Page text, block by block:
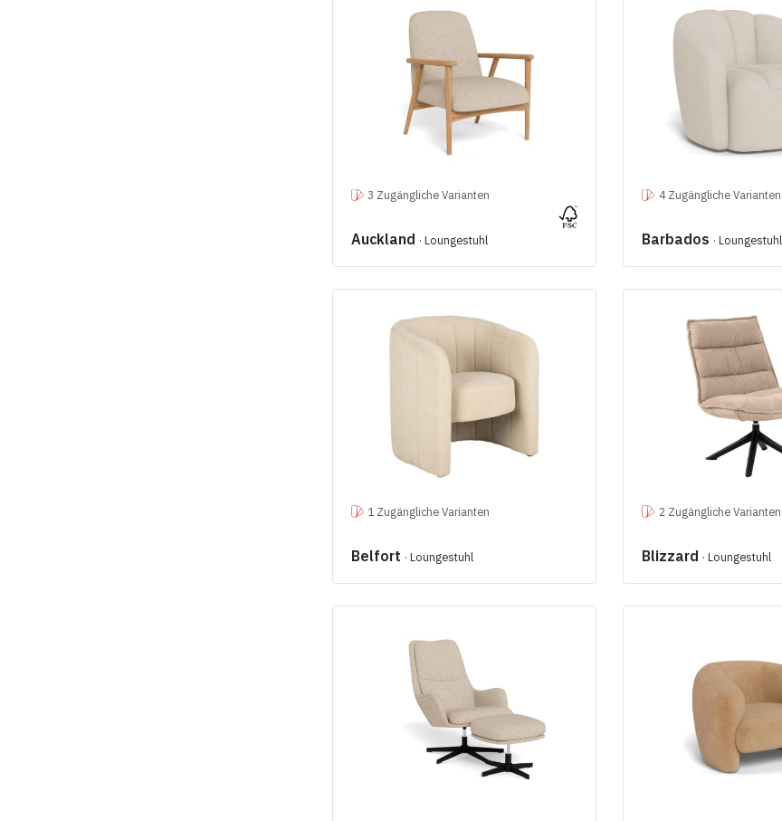
3 Zugängliche Varianten
Auckland · Loungestuhl
4 Zugängliche Varianten
Barbados · Loungestuhl
1 Zugängliche Varianten
Belfort · Loungestuhl
2 Zugängliche Varianten
Blizzard · Loungestuhl